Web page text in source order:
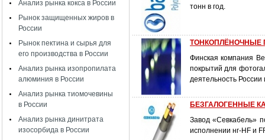
Анализ рынка кокса в России
Рынок защищенных жиров в
России
Рынок пектина и сырья для
его производства в России
Анализ рынка изопропилата
алюминия в России
Анализ рынка тиомочевины
в России
Анализ рынка динитрата
изосорбида в России
тонн в год.
ТОНКОПЛЁНОЧНЫЕ
Финская компания
покрытий для
деятельность
БЕЗГАЛОГЕННЫЕ
Завод «Севкабель»
исполнении нг-HF и